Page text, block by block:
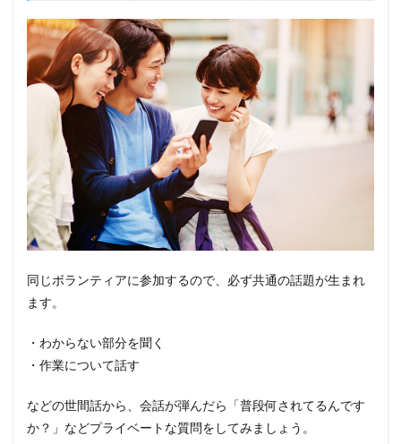
同じボランティアに参加するので、必ず共通の話題が生まれ
ます。
・わからない部分を聞く
・作業について話す
などの世間話から、会話が弾んだら「普段何されてるんです
か？」などプライベートな質問をしてみましょう。